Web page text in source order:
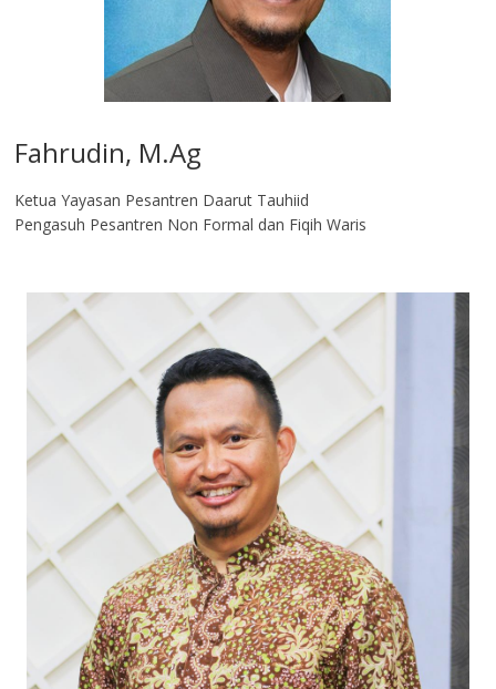
Fahrudin, M.Ag​
Ketua Yayasan Pesantren Daarut Tauhiid
Pengasuh Pesantren Non Formal dan Fiqih Waris